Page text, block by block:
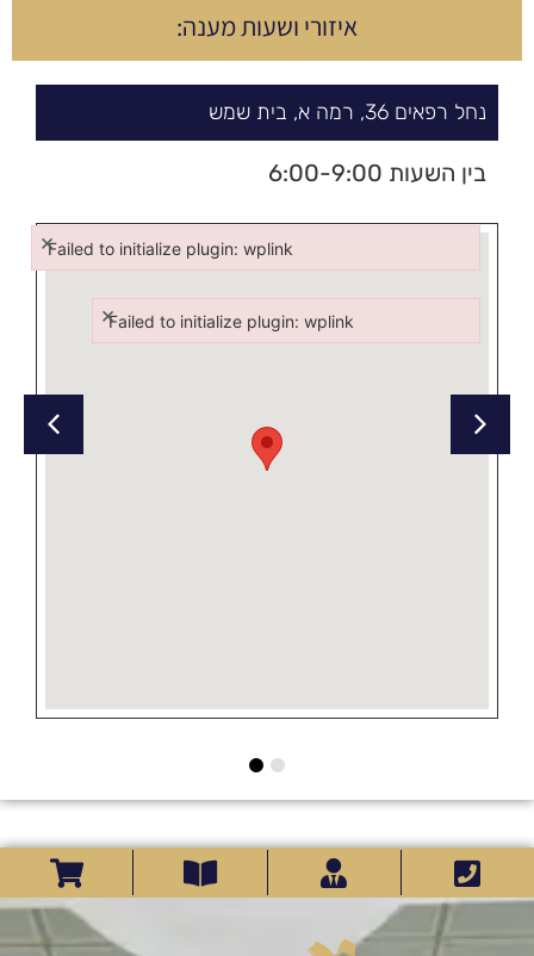
איזורי ושעות מענה:
נחל רפאים 36, רמה א, בית שמש
בין השעות 6:00-9:00
Failed to initialize plugin: wplink
×
Failed to initialize plugin: wplink
×
Failed to initialize plugin: wplink